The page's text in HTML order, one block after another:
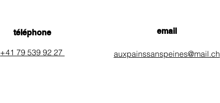
téléphone
+41 79 539 92 27
email
auxpainssanspeines@mail.ch